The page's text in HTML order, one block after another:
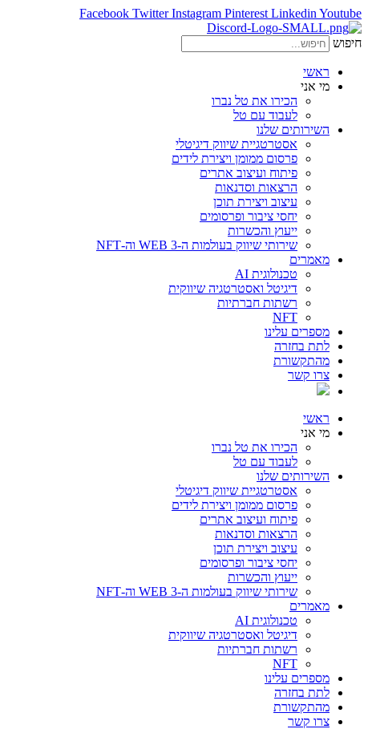
Facebook Twitter Instagram Pinterest Linkedin Youtube
חיפוש
ראשי
מי אני
הכירו את טל נברו
לעבוד עם טל
השירותים שלנו
אסטרטגיית שיווק דיגיטלי
פרסום ממומן ויצירת לידים
פיתוח ועיצוב אתרים
הרצאות וסדנאות
עיצוב ויצירת תוכן
יחסי ציבור ופרסומים
ייעוץ והכשרות
שירותי שיווק בעולמות ה-WEB 3 וה-NFT
מאמרים
טכנולוגית AI
דיגיטל ואסטרטגיה שיווקית
רשתות חברתיות
NFT
מספרים עלינו
לתת בחזרה
מהתקשורת
צרו קשר
ראשי
מי אני
הכירו את טל נברו
לעבוד עם טל
השירותים שלנו
אסטרטגיית שיווק דיגיטלי
פרסום ממומן ויצירת לידים
פיתוח ועיצוב אתרים
הרצאות וסדנאות
עיצוב ויצירת תוכן
יחסי ציבור ופרסומים
ייעוץ והכשרות
שירותי שיווק בעולמות ה-WEB 3 וה-NFT
מאמרים
טכנולוגית AI
דיגיטל ואסטרטגיה שיווקית
רשתות חברתיות
NFT
מספרים עלינו
לתת בחזרה
מהתקשורת
צרו קשר